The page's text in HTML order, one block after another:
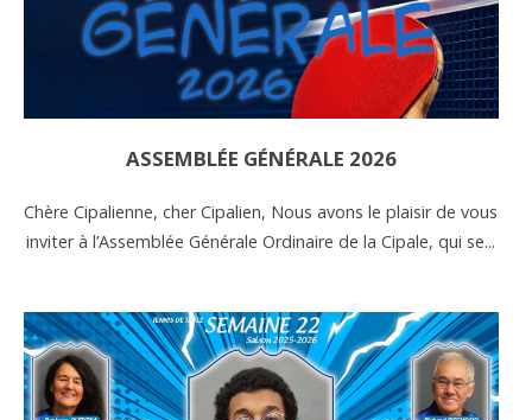
ASSEMBLÉE GÉNÉRALE 2026
Chère Cipalienne, cher Cipalien, Nous avons le plaisir de vous
inviter à l’Assemblée Générale Ordinaire de la Cipale, qui se...